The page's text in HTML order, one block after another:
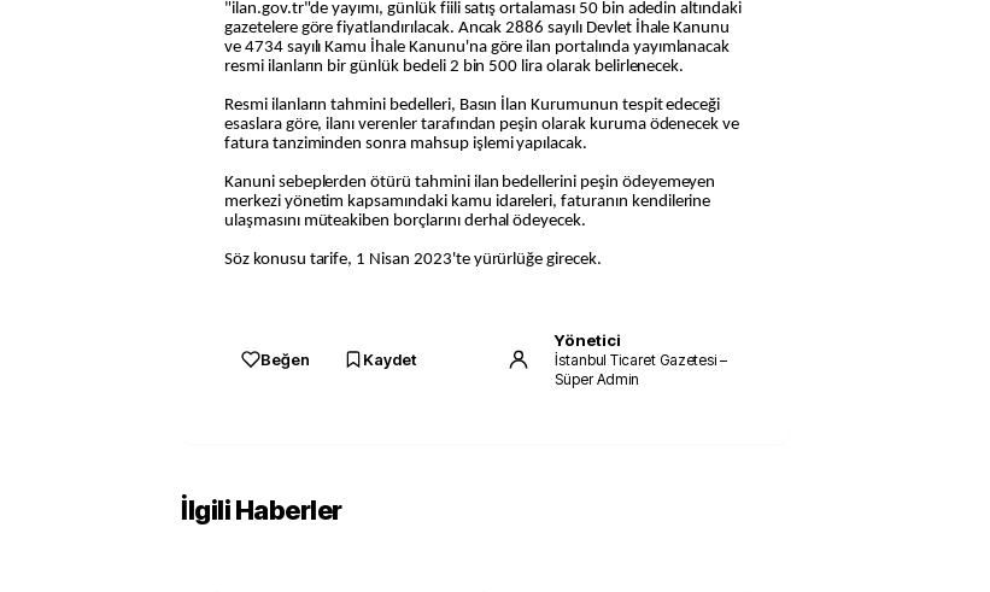
"ilan.gov.tr"de yayımı, günlük fiili satış ortalaması 50 bin adedin altındaki
gazetelere göre fiyatlandırılacak. Ancak 2886 sayılı Devlet İhale Kanunu
ve 4734 sayılı Kamu İhale Kanunu'na göre ilan portalında yayımlanacak
resmi ilanların bir günlük bedeli 2 bin 500 lira olarak belirlenecek.
Resmi ilanların tahmini bedelleri, Basın İlan Kurumunun tespit edeceği
esaslara göre, ilanı verenler tarafından peşin olarak kuruma ödenecek ve
fatura tanziminden sonra mahsup işlemi yapılacak.
Kanuni sebeplerden ötürü tahmini ilan bedellerini peşin ödeyemeyen
merkezi yönetim kapsamındaki kamu idareleri, faturanın kendilerine
ulaşmasını müteakiben borçlarını derhal ödeyecek.
Söz konusu tarife, 1 Nisan 2023'te yürürlüğe girecek.
Beğen Kaydet
Yönetici
İstanbul Ticaret Gazetesi –
Süper Admin
İlgili Haberler